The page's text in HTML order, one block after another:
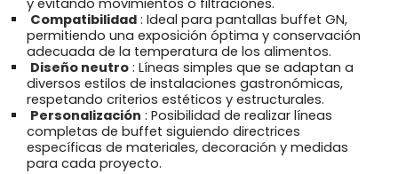
y evitando movimientos o filtraciones.
Compatibilidad : Ideal para pantallas buffet GN,
permitiendo una exposición óptima y conservación
adecuada de la temperatura de los alimentos.
Diseño neutro : Líneas simples que se adaptan a
diversos estilos de instalaciones gastronómicas,
respetando criterios estéticos y estructurales.
Personalización : Posibilidad de realizar líneas
completas de buffet siguiendo directrices
específicas de materiales, decoración y medidas
para cada proyecto.